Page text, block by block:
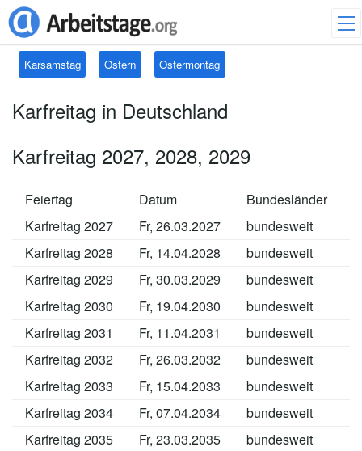
Karsamstag Ostern Ostermontag
Karfreitag in Deutschland
Karfreitag 2027, 2028, 2029
Feiertag Datum
Bundesländer
Karfreitag 2027
Fr, 26.03.2027 bundesweit
Karfreitag 2028
Fr, 14.04.2028 bundesweit
Karfreitag 2029
Fr, 30.03.2029 bundesweit
Karfreitag 2030
Fr, 19.04.2030 bundesweit
Karfreitag 2031
Fr, 11.04.2031 bundesweit
Karfreitag 2032
Fr, 26.03.2032 bundesweit
Karfreitag 2033
Fr, 15.04.2033 bundesweit
Karfreitag 2034
Fr, 07.04.2034 bundesweit
Karfreitag 2035
Fr, 23.03.2035 bundesweit